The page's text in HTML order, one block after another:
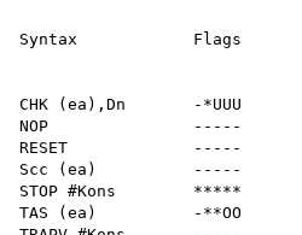
Syntax            Flags
CHK (ea),Dn       -*UUU
NOP               -----
RESET             -----
Scc (ea)          -----
STOP #Kons        *****
TAS (ea)          -**OO